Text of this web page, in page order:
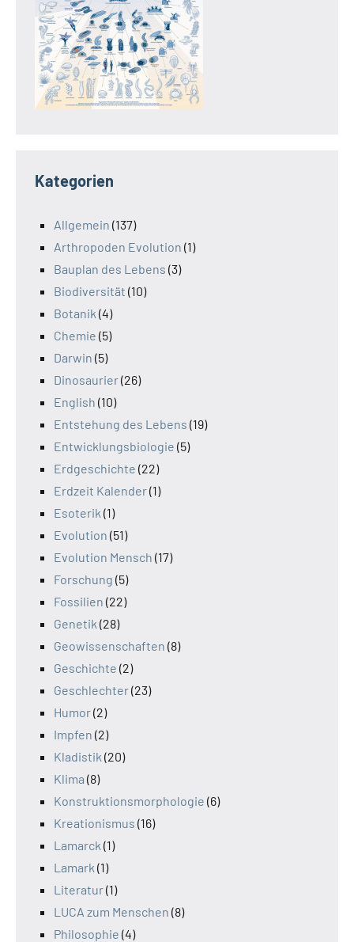
Kategorien
Allgemein (137)
Arthropoden Evolution (1)
Bauplan des Lebens (3)
Biodiversität (10)
Botanik (4)
Chemie (5)
Darwin (5)
Dinosaurier(26)
English (10)
Entstehung des Lebens (19)
Entwicklungsbiologie (5)
Erdgeschichte (22)
Erdzeit Kalender(1)
Esoterik (1)
Evolution (51)
Evolution Mensch (17)
Forschung (5)
Fossilien (22)
Genetik (28)
Geowissenschaften (8)
Geschichte (2)
Geschlechter(23)
Humor(2)
Impfen (2)
Kladistik (20)
Klima (8)
Konstruktionsmorphologie (6)
Kreationismus (16)
Lamarck (1)
Lamark (1)
Literatur(1)
LUCA zum Menschen (8)
Philosophie (4)